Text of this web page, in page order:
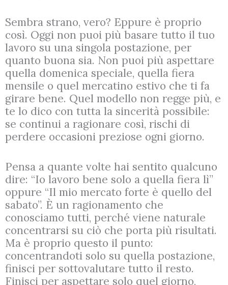
Sembra strano, vero? Eppure è proprio
così. Oggi non puoi più basare tutto il tuo
lavoro su una singola postazione, per
quanto buona sia. Non puoi più aspettare
quella domenica speciale, quella fiera
mensile o quel mercatino estivo che ti fa
girare bene. Quel modello non regge più, e
te lo dico con tutta la sincerità possibile:
se continui a ragionare così, rischi di
perdere occasioni preziose ogni giorno.
Pensa a quante volte hai sentito qualcuno
dire: “Io lavoro bene solo a quella fiera lì”
oppure “Il mio mercato forte è quello del
sabato”. È un ragionamento che
conosciamo tutti, perché viene naturale
concentrarsi su ciò che porta più risultati.
Ma è proprio questo il punto:
concentrandoti solo su quella postazione,
finisci per sottovalutare tutto il resto.
Finisci per aspettare solo quel giorno,